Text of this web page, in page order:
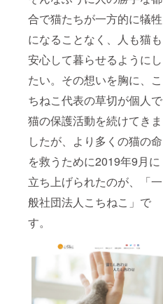
合で猫たちが一方的に犠牲
になることなく、人も猫も
安心して暮らせるようにし
たい。その想いを胸に、こ
ちねこ代表の草切が個人で
猫の保護活動を続けてきま
したが、より多くの猫の命
を救うために2019年9月に
立ち上げられたのが、「一
般社団法人こちねこ」で
す。